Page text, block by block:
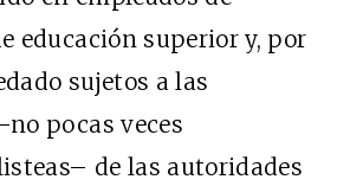
educación superior y, por
sujetos a las
pocas veces
de las autoridades